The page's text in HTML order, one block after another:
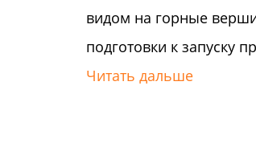
видом на горные
подготовки к запуску
Читать дальше